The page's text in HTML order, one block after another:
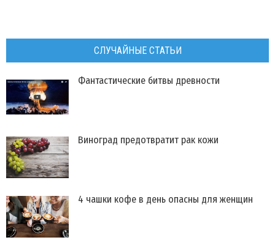
СЛУЧАЙНЫЕ СТАТЬИ
Фантастические битвы древности
​Виноград предотвратит рак кожи
4 чашки кофе в день опасны для женщин